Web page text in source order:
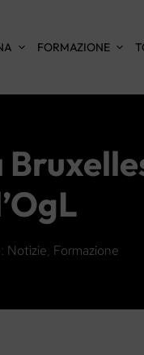
FORMAZIONE
Notizie, Formazione